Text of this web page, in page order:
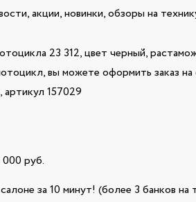
акции, новинки, обзоры на
23 312, цвет черный,
вы можете оформить заказ на
157029
000 руб.
за 10 минут! (более 3 банков на